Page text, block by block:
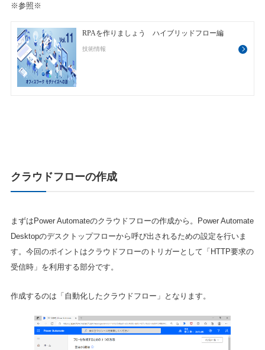
※参照※
クラウドフローの作成
まずはPower Automateのクラウドフローの作成から。Power Automate
Desktopのデスクトップフローから呼び出されるための設定を行いま
す。今回のポイントはクラウドフローのトリガーとして「HTTP要求の
受信時」を利用する部分です。
作成するのは「自動化したクラウドフロー」となります。